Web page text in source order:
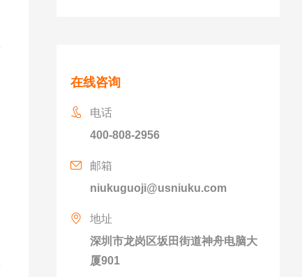
在线咨询
电话
400-808-2956
邮箱
niukuguoji@usniuku.com
地址
深圳市龙岗区坂田街道神舟电脑大
厦901